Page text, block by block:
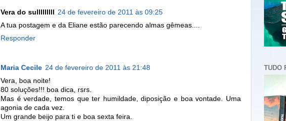
Vera do sulllllllll
24 de fevereiro de 2011 às 09:25
A tua postagem e da Eliane estão parecendo almas gêmeas....
Responder
Maria Cecile 24 de fevereiro de 2011 às 21:48
Vera, boa noite!
80 soluções!!! boa dica, rsrs.
Mas é verdade, temos que ter humildade, diposição e boa vontade. Uma
agonia de cada vez.
Um grande beijo para ti e boa sexta feira.
TUDO